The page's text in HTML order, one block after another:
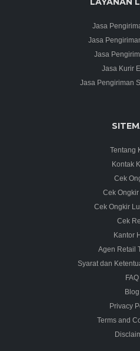
Jasa
Jasa
Jasa
Jasa Kurir
Jasa Pengiriman
Tentang
Kontak
Cek
Cek
Cek Ongkir
Cek
Kantor
Agen Retail
Syarat dan
FAQ
Blog
Privacy
Terms and